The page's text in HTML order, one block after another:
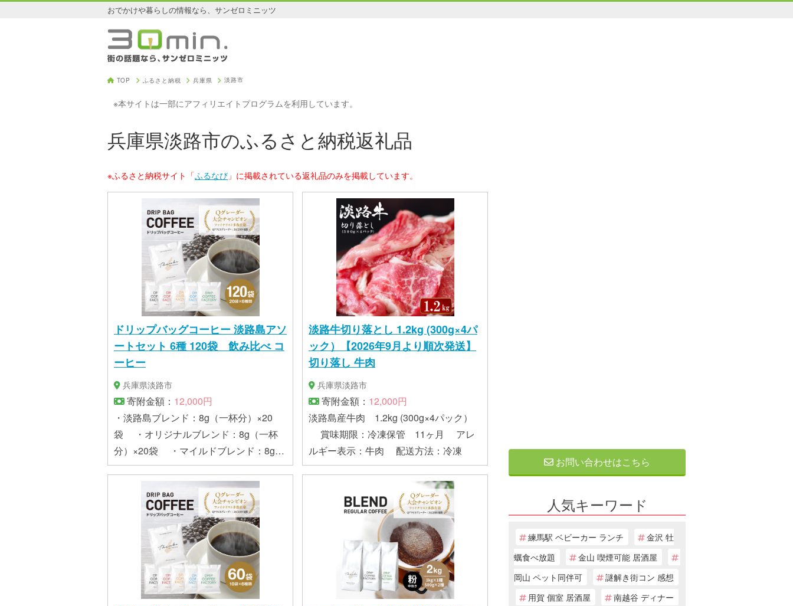
おでかけや暮らしの情報なら、サンゼロミニッツ
TOP ふるさと納税 兵庫県 淡路市
※本サイトは一部にアフィリエイトプログラムを利用しています。
兵庫県淡路市のふるさと納税返礼品
※ふるさと納税サイト「ふるなび 」に掲載されている返礼品のみを掲載しています。
ドリップバッグコーヒー 淡路島アソ
ートセット 6種 120袋 飲み比べ コ
ーヒー
兵庫県淡路市
寄附金額： 12,000円
・淡路島ブレンド：8g（一杯分）×20
袋 ・オリジナルブレンド：8g（一杯
分）×20袋 ・マイルドブレンド：8g
（一杯分）×20袋 ・スペシャルブレン
ド：8g（一杯分）×20袋 ・リッチブレ
ンド：8g（一杯分）×20袋 ・ホテルブ
レンド：8g（一杯分）×20袋 賞味期
限：製造日から365日 配送方法：常温
淡路牛切り落とし 1.2kg (300g×4パ
ック）【2026年9月より順次発送】
切り落し 牛肉
兵庫県淡路市
寄附金額： 12,000円
淡路島産牛肉 1.2kg (300g×4パック）
ルギー表示：牛肉 配送方法：冷凍
お問い合わせはこちら
人気キーワード
練馬駅 ベビーカー ランチ
金沢 牡
蠣食べ放題
金山 喫煙可能 居酒屋
岡山 ペット同伴可
謎解き街コン 感想
用賀 個室 居酒屋
南越谷 ディナー